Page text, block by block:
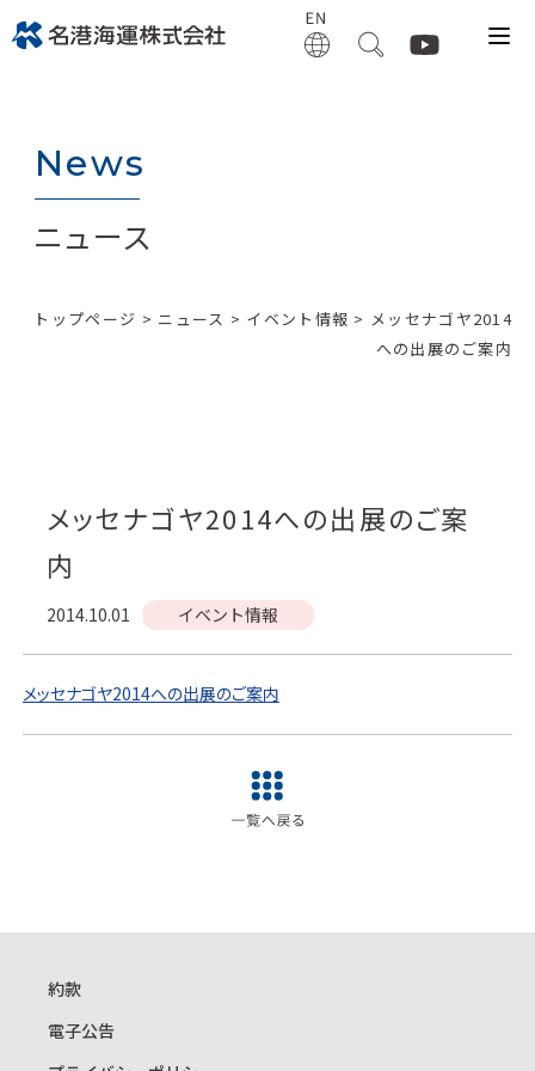
News
ニュース
トップページ > ニュース > イベント情報 > メッセナゴヤ2014
への出展のご案内
メッセナゴヤ2014への出展のご案
内
2014.10.01 イベント情報
メッセナゴヤ2014への出展のご案内
約款
電子公告